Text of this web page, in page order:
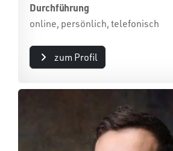
Durchführung
online, persönlich, telefonisch
zum Profil